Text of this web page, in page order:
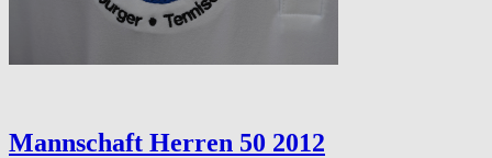
Mannschaft Herren 50 2012